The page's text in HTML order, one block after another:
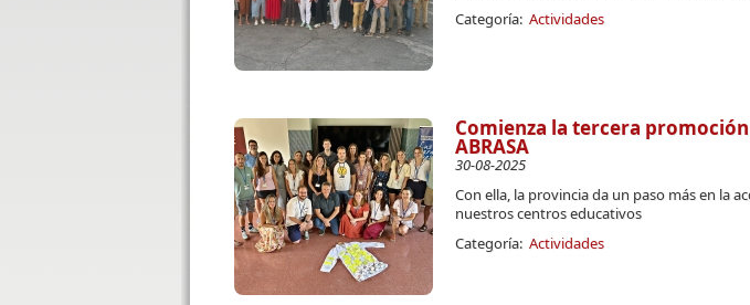
Categoría: Actividades
Comienza la tercera
ABRASA
30-08-2025
Con ella, la provincia da un paso más en la
nuestros centros educativos
Categoría: Actividades